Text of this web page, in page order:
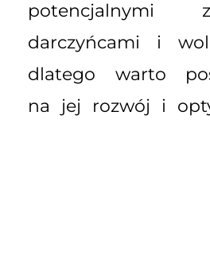
potencjalnymi
darczyńcami i
dlatego warto
na jej rozwój i